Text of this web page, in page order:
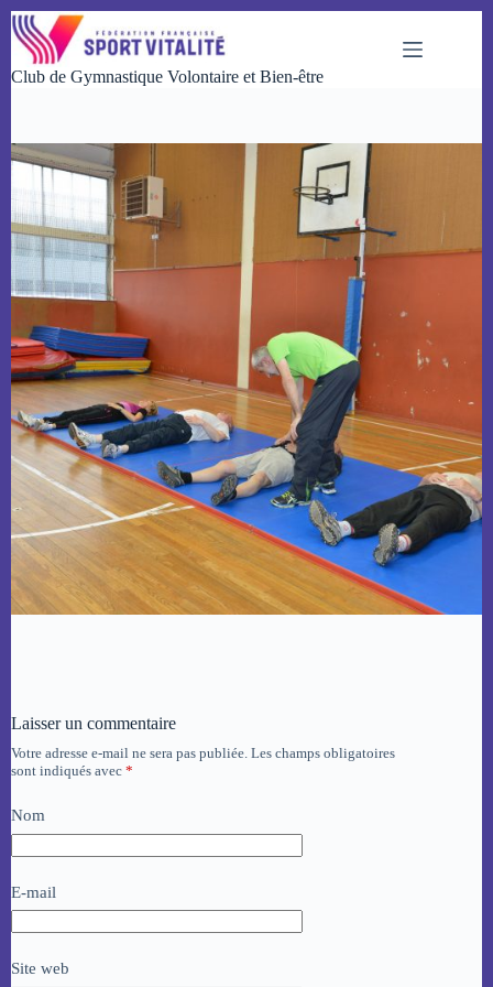
Passer
au
contenu
Club de Gymnastique Volontaire et Bien-être
Laisser un commentaire
Votre adresse e-mail ne sera pas publiée. Les champs obligatoires
sont indiqués avec *
Nom
E-mail
Site web